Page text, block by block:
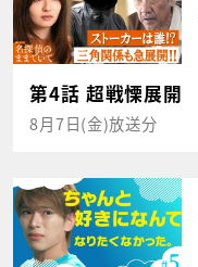
第4話 超戦慄展開
8月7日(金)放送分